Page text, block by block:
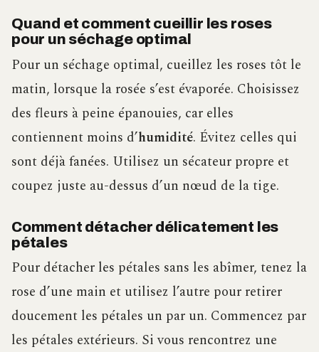
Quand et comment cueillir les roses
pour un séchage optimal
Pour un séchage optimal, cueillez les roses tôt le
matin, lorsque la rosée s’est évaporée. Choisissez
des fleurs à peine épanouies, car elles
contiennent moins d’humidité. Évitez celles qui
sont déjà fanées. Utilisez un sécateur propre et
coupez juste au-dessus d’un nœud de la tige.
Comment détacher délicatement les
pétales
Pour détacher les pétales sans les abîmer, tenez la
rose d’une main et utilisez l’autre pour retirer
doucement les pétales un par un. Commencez par
les pétales extérieurs. Si vous rencontrez une